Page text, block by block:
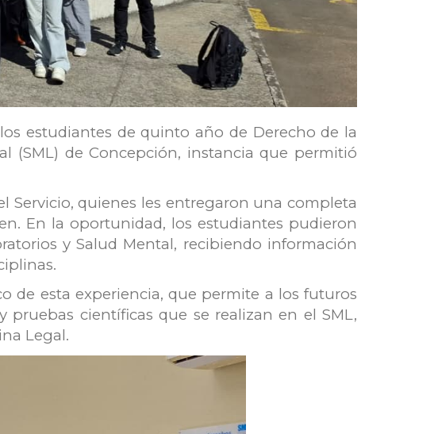
estudiantes de quinto año de Derecho de la
(SML) de Concepción, instancia que permitió
Servicio, quienes les entregaron una completa
En la oportunidad, los estudiantes pudieron
y Salud Mental, recibiendo información
de esta experiencia, que permite a los futuros
científicas que se realizan en el SML,
Legal.